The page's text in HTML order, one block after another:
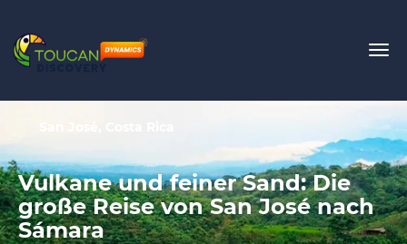
Vulkane und feiner Sand: Die
große Reise von San José nach
Sámara